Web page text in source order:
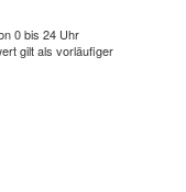
0 bis 24 Uhr
gilt als vorläufiger